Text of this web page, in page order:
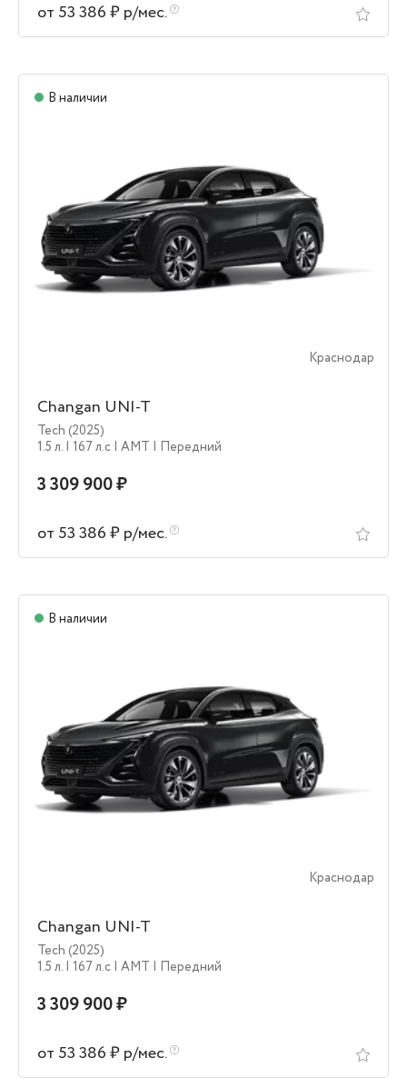
от 53 386 ₽ р/мес.
В наличии
Краснодар
Changan UNI-T
Tech (2025)
1.5 л. | 167 л.c | AMT | Передний
3 309 900 ₽
от 53 386 ₽ р/мес.
В наличии
Краснодар
Changan UNI-T
Tech (2025)
1.5 л. | 167 л.c | AMT | Передний
3 309 900 ₽
от 53 386 ₽ р/мес.